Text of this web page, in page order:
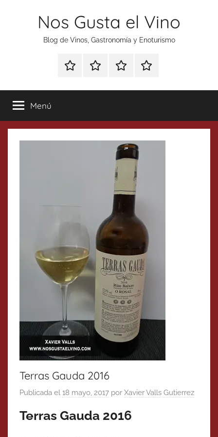
Nos Gusta el Vino
Blog de Vinos, Gastronomía y Enoturismo
Especial
Tonics
Enoturismo
Gastronomía
RankingContacto
Menú
Terras Gauda 2016
Publicada el 18 mayo, 2017 por Xavier Valls Gutierrez
Terras Gauda 2016